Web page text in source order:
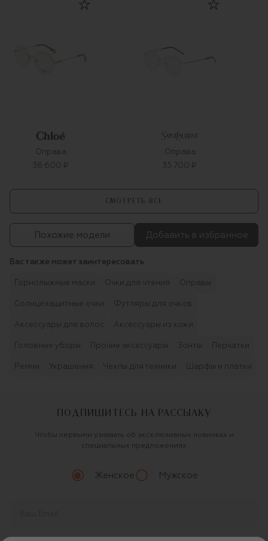
Оправа
36 600 ₽
Оправа
35 700 ₽
СМОТРЕТЬ ВСЕ
Похожие модели Добавить в избранное
Вас также может заинтересовать
Горнолыжные маски Очки для чтения Оправы
Солнцезащитные очки Футляры для очков
Аксессуары для волос Аксессуары из кожи
Головные уборы Прочие аксессуары Зонты Перчатки
Ремни Украшения Чехлы для техники Шарфы и платки
ПОДПИШИТЕСЬ НА РАССЫЛКУ
Чтобы первыми узнавать об эксклюзивных новинках и
специальных предложениях
Женское Мужское